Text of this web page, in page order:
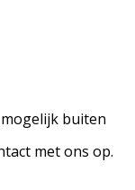
buiten
met ons op.